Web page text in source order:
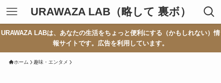
URAWAZA LAB（略して 裏ボ）
URAWAZA LABは、あなたの生活をちょっと便利にする（かもしれない）情
報サイトです。広告を利用しています。
ホーム 趣味・エンタメ